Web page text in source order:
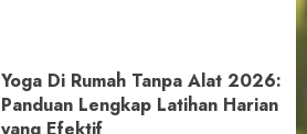
Yoga Di Rumah Tanpa Alat 2026:
Panduan Lengkap Latihan Harian